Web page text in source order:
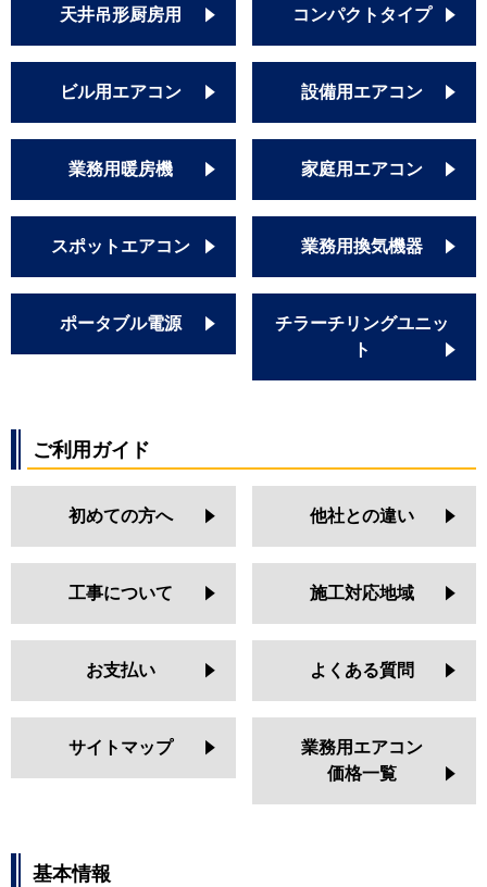
天井吊形厨房用 コンパクトタイプ
ビル用エアコン 設備用エアコン
業務用暖房機 家庭用エアコン
スポットエアコン 業務用換気機器
ポータブル電源
チラーチリングユニッ
ト
ご利用ガイド
初めての方へ 他社との違い
工事について 施工対応地域
お支払い よくある質問
サイトマップ
業務用エアコン
価格一覧
基本情報